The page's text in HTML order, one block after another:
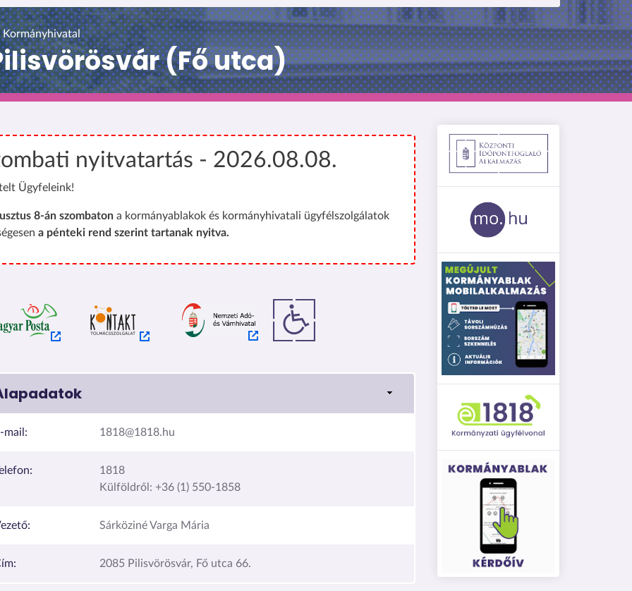
Kormányhivatal
(Fő utca)
nyitvatartás - 2026.08.08.
Ügyfeleink!
8-án szombaton a kormányablakok és kormányhivatali ügyfélszolgálatok
a pénteki rend szerint tartanak nyitva.
mail: 1818@1818.hu
1818
Külföldről: +36 (1) 550-1858
Sárköziné Varga Mária
2085 Pilisvörösvár, Fő utca 66.